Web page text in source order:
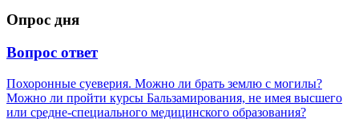
Опрос дня
Вопрос ответ
Похоронные суеверия. Можно ли брать землю с могилы?
Можно ли пройти курсы Бальзамирования, не имея высшего
или средне-специального медицинского образования?